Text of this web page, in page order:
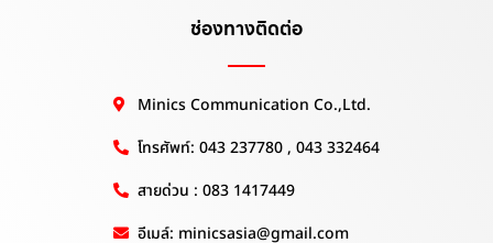
ช่องทางติดต่อ
Minics Communication Co.,Ltd.
โทรศัพท์: 043 237780 , 043 332464
สายด่วน : 083 1417449
อีเมล์: minicsasia@gmail.com